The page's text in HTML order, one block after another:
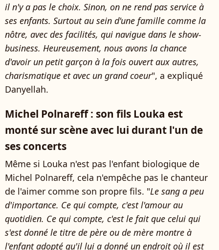
il n'y a pas le choix. Sinon, on ne rend pas service à
ses enfants. Surtout au sein d'une famille comme la
nôtre, avec des facilités, qui navigue dans le show-
business. Heureusement, nous avons la chance
d'avoir un petit garçon à la fois ouvert aux autres,
charismatique et avec un grand coeur", a expliqué
Danyellah.
Michel Polnareff : son fils Louka est
monté sur scène avec lui durant l'un de
ses concerts
Même si Louka n'est pas l'enfant biologique de
Michel Polnareff, cela n'empêche pas le chanteur
de l'aimer comme son propre fils. "Le sang a peu
d'importance. Ce qui compte, c'est l'amour au
quotidien. Ce qui compte, c'est le fait que celui qui
s'est donné le titre de père ou de mère montre à
l'enfant adopté qu'il lui a donné un endroit où il est